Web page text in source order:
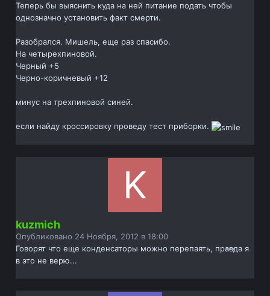
Теперь бы выяснить куда на ней питание подать чтобы
однозначно установить факт смерти.
Разобрался. Мишель, еще раз спасибо.
На четырехпиновой.
Черный +5
Черно-коричневый +12
минус на трехпиновой синей.
если найду кроссировку проведу тест приборки.
kuzmich
Опубликовано 24 Ноября, 2012 в 18:00
Говорят что еще конденсаторы можно перепаять, правда я
в это не верю...